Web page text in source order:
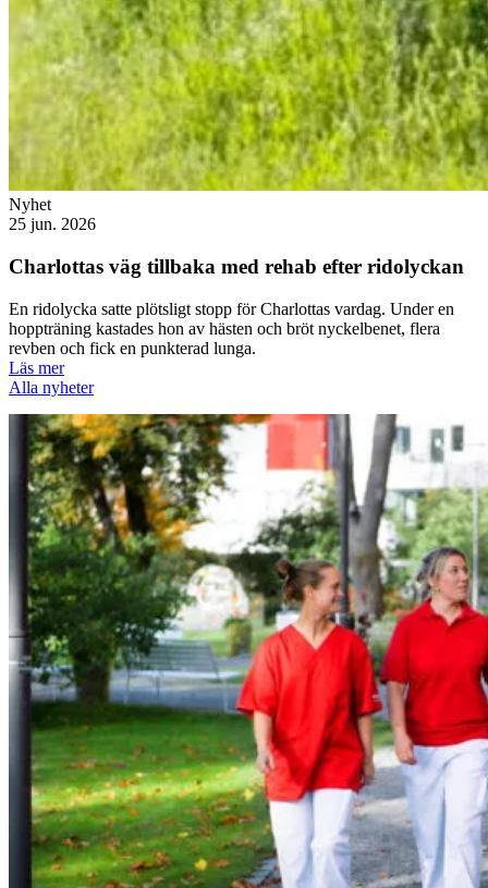
Nyhet
25 jun. 2026
Charlottas väg tillbaka med rehab efter ridolyckan
En ridolycka satte plötsligt stopp för Charlottas vardag. Under en
hoppträning kastades hon av hästen och bröt nyckelbenet, flera
revben och fick en punkterad lunga.
Läs mer
Alla nyheter